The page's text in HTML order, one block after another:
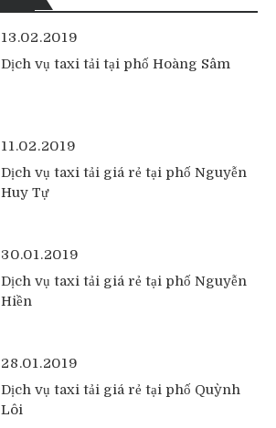
13.02.2019
Dịch vụ taxi tải tại phố Hoàng Sâm
11.02.2019
Dịch vụ taxi tải giá rẻ tại phố Nguyễn
Huy Tự
30.01.2019
Dịch vụ taxi tải giá rẻ tại phố Nguyễn
Hiền
28.01.2019
Dịch vụ taxi tải giá rẻ tại phố Quỳnh
Lôi